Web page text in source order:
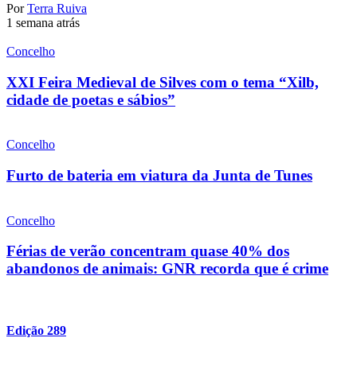
Por Terra Ruiva
1 semana atrás
Concelho
XXI Feira Medieval de Silves com o tema “Xilb,
cidade de poetas e sábios”
Concelho
Furto de bateria em viatura da Junta de Tunes
Concelho
Férias de verão concentram quase 40% dos
abandonos de animais: GNR recorda que é crime
Edição 289